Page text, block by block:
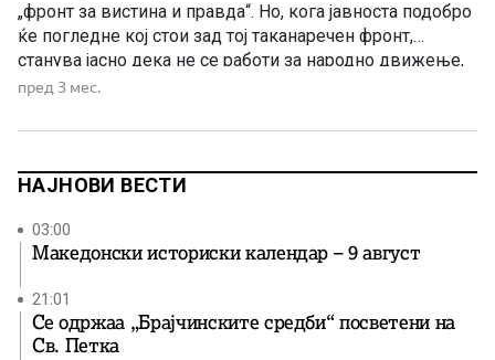
„фронт за вистина и правда“. Но, кога јавноста подобро
ќе погледне кој стои зад тој таканаречен фронт,
станува јасно дека не се работи за народно движење,
туку за тесен партиски круг составен од истите луѓе
криминал, корупција и национално обезличување. Во
пред 3 мес.
НАЈНОВИ ВЕСТИ
03:00
Македонски историски календар – 9 август
21:01
Се одржаа „Брајчинските средби“ посветени на
Св. Петка